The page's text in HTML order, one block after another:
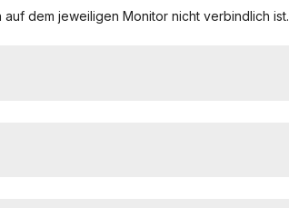
dem jeweiligen Monitor nicht verbindlich ist.